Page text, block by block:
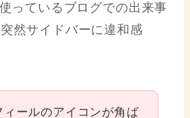
っているブログでの出来事
然サイドバーに違和感
ィールのアイコンが角ば